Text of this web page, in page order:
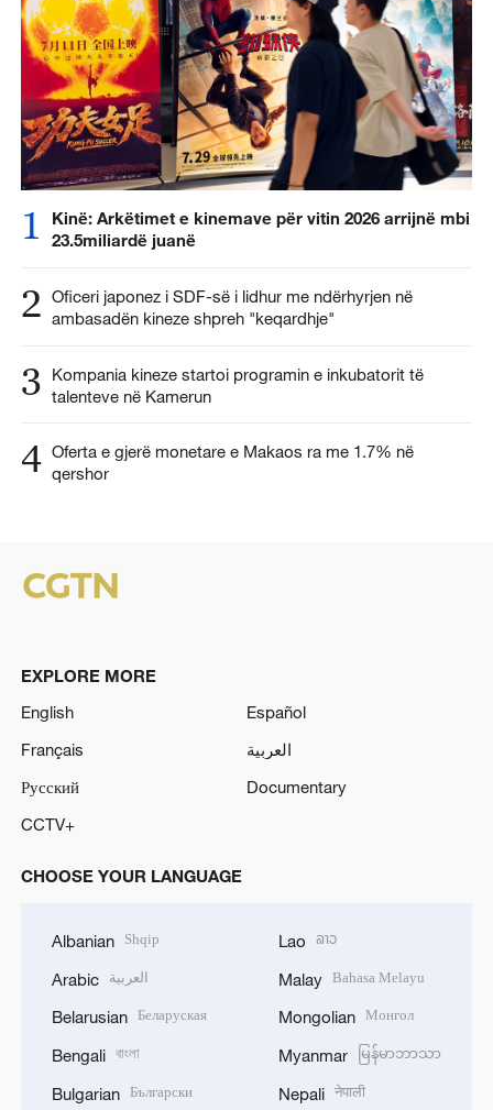
1
Kinë: Arkëtimet e kinemave për vitin 2026 arrijnë mbi
23.5miliardë juanë
2 Oficeri japonez i SDF-së i lidhur me ndërhyrjen në
ambasadën kineze shpreh "keqardhje"
3
Kompania kineze startoi programin e inkubatorit të
talenteve në Kamerun
4 Oferta e gjerë monetare e Makaos ra me 1.7% në
qershor
EXPLORE MORE
English
Español
Français
العربية
Русский
Documentary
CCTV+
CHOOSE YOUR LANGUAGE
Albanian Shqip
Arabic العربية
Belarusian Беларуская
Bengali বাংলা
Bulgarian Български
Lao ລາວ
Malay Bahasa Melayu
Mongolian Монгол
Myanmar မြန်မာဘာသာ
Nepali नेपाली